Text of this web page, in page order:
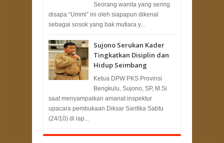
Seorang wanita yang sering
disapa “Ummi” ini oleh siapapun dikenal
sebagai sosok yang bak mutiara y...
Sujono Serukan Kader
Tingkatkan Disiplin dan
Hidup Seimbang
Ketua DPW PKS Provinsi
Bengkulu, Sujono, SP, M.Si
saat menyampaikan amanat inspektur
upacara pembukaan Diksar Santika Sabtu
(24/10) di lap...